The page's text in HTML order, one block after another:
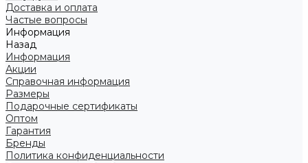
Доставка и оплата
Частые вопросы
Информация
Назад
Информация
Акции
Справочная информация
Размеры
Подарочные сертификаты
Оптом
Гарантия
Бренды
Политика конфиденциальности